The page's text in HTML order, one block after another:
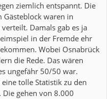
ziemlich entspannt. Die
Gästeblock waren in
Damals gab es ja
in der Fremde ehr
Wobei Osnabrück
die Rede. Das wären
ungefähr 50/50 war.
tolle Statistik zu den
gehen von 8.000